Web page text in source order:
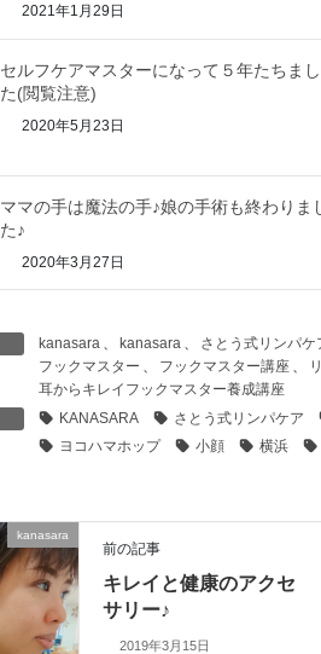
2021年1月29日
セルフケアマスターになって５年たちまし
た(閲覧注意)
2020年5月23日
ママの手は魔法の手♪娘の手術も終わりま
た♪
2020年3月27日
kanasara 、 kanasara 、 さとう式リンパケ
フックマスター 、 フックマスター講座 、
耳からキレイフックマスター養成講座
KANASARA さとう式リンパケア
ヨコハマホップ
小顔 横浜
kanasara
前の記事
キレイと健康のアクセ
サリー♪
2019年3月15日